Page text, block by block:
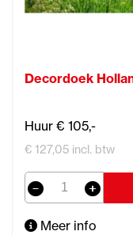
Decordoek
Huur € 105,-
€ 127,05 incl. btw
Meer info